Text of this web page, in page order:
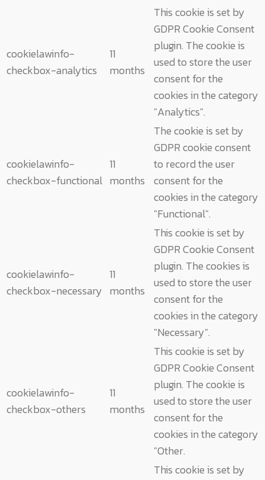
cookielawinfo-
checkbox-analytics
11
months
This cookie is set by
GDPR Cookie Consent
plugin. The cookie is
used to store the user
consent for the
cookies in the category
"Analytics".
cookielawinfo-
checkbox-functional
11
months
The cookie is set by
GDPR cookie consent
to record the user
consent for the
cookies in the category
"Functional".
cookielawinfo-
checkbox-necessary
11
months
This cookie is set by
GDPR Cookie Consent
plugin. The cookies is
used to store the user
consent for the
cookies in the category
"Necessary".
cookielawinfo-
checkbox-others
11
months
This cookie is set by
GDPR Cookie Consent
plugin. The cookie is
used to store the user
consent for the
cookies in the category
"Other.
This cookie is set by